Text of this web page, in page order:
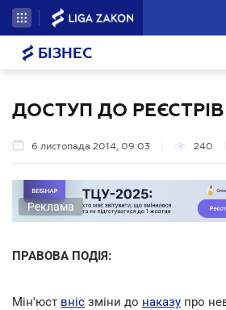
БІЗНЕС
ДОСТУП ДО
6 листопада 2014, 09:03 240
Реклама
ПРАВОВА ПОДІЯ:
Мін'юст вніс зміни до наказу про